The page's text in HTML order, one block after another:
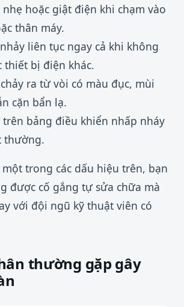
nhẹ hoặc giật điện khi chạm vào
thân máy.
liên tục ngay cả khi không
thiết bị điện khác.
ra từ vòi có màu đục, mùi
cặn bẩn lạ.
bảng điều khiển nhấp nháy
thường.
trong các dấu hiệu trên, bạn
được cố gắng tự sửa chữa mà
với đội ngũ kỹ thuật viên có
thường gặp gây